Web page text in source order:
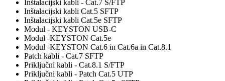
Inštalacijski kabli - Cat.7 S/FTP
Inštalacijski kabli Cat.5 SFTP
Inštalacijski kabli Cat.5e SFTP
Modul - KEYSTON USB-C
Modul -KEYSTON Cat.5e
Modul -KEYSTON Cat.6 in Cat.6a in Cat.8.1
Patch kabli - Cat.7 SFTP
Priključni kabli - Cat.8.1 S/FTP
Priključni kabli - Patch Cat.5 UTP